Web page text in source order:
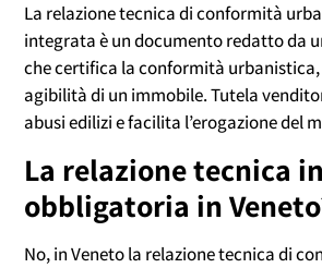
La relazione tecnica di conformità
integrata è un documento redatto da
che certifica la conformità
agibilità di un immobile. Tutela
abusi edilizi e facilita l’erogazione del
La relazione tecnica
obbligatoria in
No, in Veneto la relazione tecnica di